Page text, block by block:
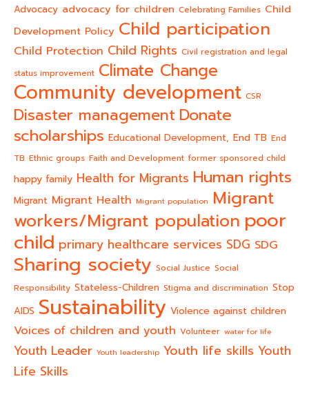
Advocacy advocacy for children Celebrating Families Child
Development Policy Child participation
Child Protection Child Rights Civil registration and legal
status improvement Climate Change
Community development CSR
Disaster management Donate
scholarships Educational Development, End TB End
TB Ethnic groups Faith and Development former sponsored child
happy family Health for Migrants Human rights
Migrant Migrant Health Migrant population Migrant
workers/Migrant population poor
child primary healthcare services SDG SDG
Sharing society Social Justice Social
Responsibility Stateless-Children Stigma and discrimination Stop
AIDS Sustainability Violence against children
Voices of children and youth Volunteer water for life
Youth Leader Youth leadership Youth life skills Youth
Life Skills